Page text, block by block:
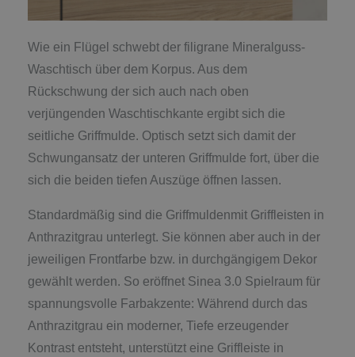
Wie ein Flügel schwebt der filigrane Mineralguss-
Waschtisch über dem Korpus. Aus dem
Rückschwung der sich auch nach oben
verjüngenden Waschtischkante ergibt sich die
seitliche Griffmulde. Optisch setzt sich damit der
Schwungansatz der unteren Griffmulde fort, über die
sich die beiden tiefen Auszüge öffnen lassen.
Standardmäßig sind die Griffmuldenmit Griffleisten in
Anthrazitgrau unterlegt. Sie können aber auch in der
jeweiligen Frontfarbe bzw. in durchgängigem Dekor
gewählt werden. So eröffnet Sinea 3.0 Spielraum für
spannungsvolle Farbakzente: Während durch das
Anthrazitgrau ein moderner, Tiefe erzeugender
Kontrast entsteht, unterstützt eine Griffleiste in